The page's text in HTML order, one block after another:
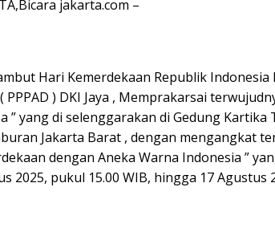
jakarta.com –
Hari Kemerdekaan Republik
PPPAD ) DKI Jaya , Memprakarsai
” yang di selenggarakan di Gedung Kartika
Jakarta Barat , dengan mengangkat
dengan Aneka Warna Indonesia ”
2025, pukul 15.00 WIB, hingga 17 Agustus